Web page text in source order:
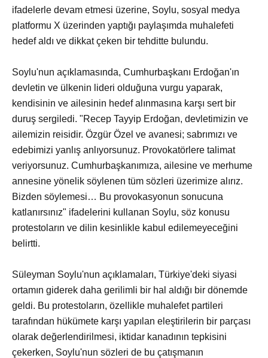
ifadelerle devam etmesi üzerine, Soylu, sosyal medya
platformu X üzerinden yaptığı paylaşımda muhalefeti
hedef aldı ve dikkat çeken bir tehditte bulundu.
Soylu'nun açıklamasında, Cumhurbaşkanı Erdoğan'ın
devletin ve ülkenin lideri olduğuna vurgu yaparak,
kendisinin ve ailesinin hedef alınmasına karşı sert bir
duruş sergiledi. "Recep Tayyip Erdoğan, devletimizin ve
ailemizin reisidir. Özgür Özel ve avanesi; sabrımızı ve
edebimizi yanlış anlıyorsunuz. Provokatörlere talimat
veriyorsunuz. Cumhurbaşkanımıza, ailesine ve merhume
annesine yönelik söylenen tüm sözleri üzerimize alırız.
Bizden söylemesi… Bu provokasyonun sonucuna
katlanırsınız" ifadelerini kullanan Soylu, söz konusu
protestoların ve dilin kesinlikle kabul edilemeyeceğini
belirtti.
Süleyman Soylu'nun açıklamaları, Türkiye'deki siyasi
ortamın giderek daha gerilimli bir hal aldığı bir dönemde
geldi. Bu protestoların, özellikle muhalefet partileri
tarafından hükümete karşı yapılan eleştirilerin bir parçası
olarak değerlendirilmesi, iktidar kanadının tepkisini
çekerken, Soylu'nun sözleri de bu çatışmanın